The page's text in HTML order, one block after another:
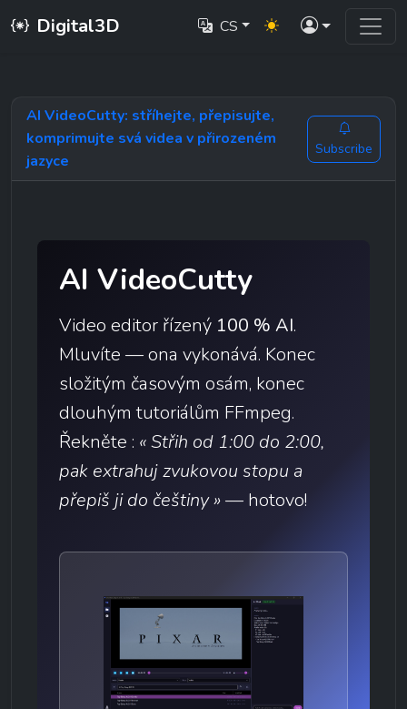
Digital3D CS
AI VideoCutty: stříhejte, přepisujte,
komprimujte svá videa v přirozeném
jazyce
Subscribe
AI VideoCutty
Video editor řízený 100 % AI.
Mluvíte — ona vykonává. Konec
složitým časovým osám, konec
dlouhým tutoriálům FFmpeg.
Řekněte : « Střih od 1:00 do 2:00,
pak extrahuj zvukovou stopu a
přepiš ji do češtiny » — hotovo!